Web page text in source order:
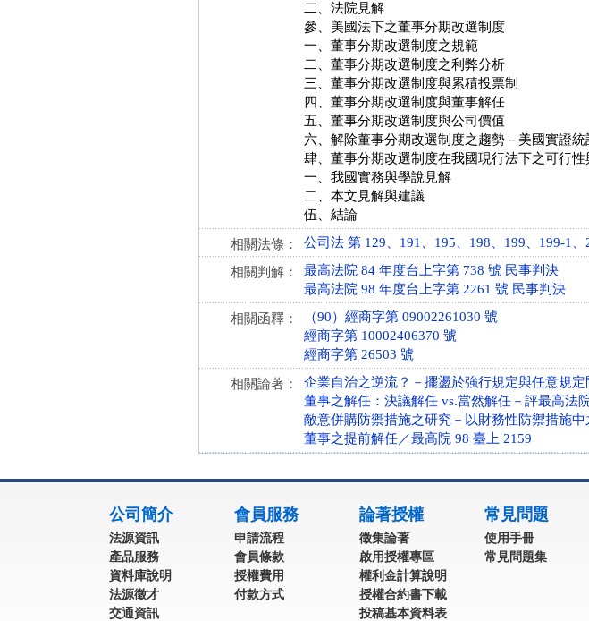
二、法院見解
參、美國法下之董事分期改選制度
一、董事分期改選制度之規範
二、董事分期改選制度之利弊分析
三、董事分期改選制度與累積投票制
四、董事分期改選制度與董事解任
五、董事分期改選制度與公司價值
六、解除董事分期改選制度之趨勢－美國實證統
肆、董事分期改選制度在我國現行法下之可行性
一、我國實務與學說見解
二、本文見解與建議
伍、結論
相關法條： 公司法 第 129、191、195、198、199、199-1
相關判解：
最高法院 84 年度台上字第 738 號 民事判決
最高法院 98 年度台上字第 2261 號 民事判決
相關函釋：
（90）經商字第 09002261030 號
經商字第 10002406370 號
經商字第 26503 號
相關論著：
企業自治之逆流？－擺盪於強行規定與任意規定
董事之解任：決議解任 vs.當然解任－評最高法
敵意併購防禦措施之研究－以財務性防禦措施
董事之提前解任／最高院 98 臺上 2159
公司簡介
法源資訊
產品服務
資料庫說明
法源徵才
交通資訊
會員服務
申請流程
會員條款
授權費用
付款方式
論著授權
徵集論著
啟用授權專區
權利金計算說明
授權合約書下載
投稿基本資料表
常見問題
使用手冊
常見問題集